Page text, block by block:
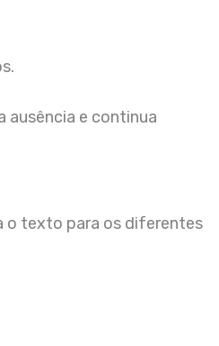
ausência e continua
o texto para os diferentes